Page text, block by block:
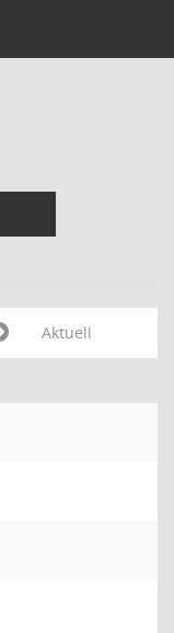
Aktuell